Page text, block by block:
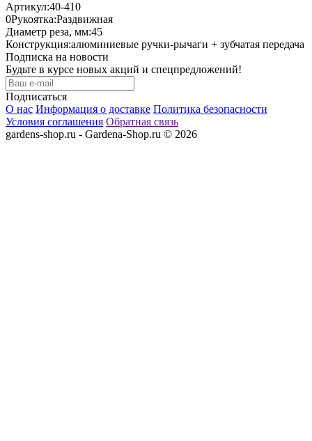
Артикул:40-410
0Рукоятка:Раздвижная
Диаметр реза, мм:45
Конструкция:алюминиевые ручки-рычаги + зубчатая передача
Подписка на новости
Будьте в курсе новых акций и спецпредложений!
Подписаться
О нас Информация о доставке Политика безопасности
Условия соглашения Обратная связь
gardens-shop.ru - Gardena-Shop.ru © 2026